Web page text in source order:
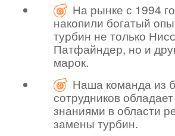
На рынке с 1994
накопили богатый
турбин не только
Патфайндер, но и
марок.
Наша команда из
сотрудников
знаниями в области
замены турбин.